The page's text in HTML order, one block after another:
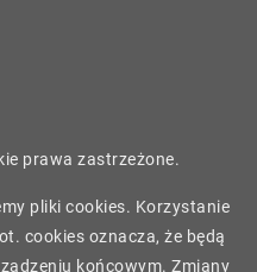
prawa zastrzeżone.
pliki cookies. Korzystanie
cookies oznacza, że będą
końcowym. Zmiany